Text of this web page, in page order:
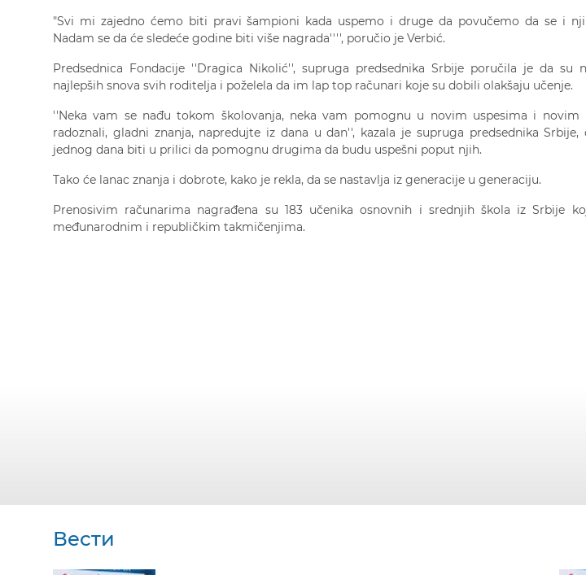
"Svi mi zajedno ćemo biti pravi šampioni kada uspemo i druge da povučemo da se i
Nadam se da će sledeće godine biti više nagrada'''', poručio je Verbić.
Predsednica Fondacije ''Dragica Nikolić'', supruga predsednika Srbije poručila je da su
najlepših snova svih roditelja i poželela da im lap top računari koje su dobili olakšaju učenje.
''Neka vam se nađu tokom školovanja, neka vam pomognu u novim uspesima i novim
radoznali, gladni znanja, napredujte iz dana u dan'', kazala je supruga predsednika
jednog dana biti u prilici da pomognu drugima da budu uspešni poput njih.
Tako će lanac znanja i dobrote, kako je rekla, da se nastavlja iz generacije u generaciju.
Prenosivim računarima nagrađena su 183 učenika osnovnih i srednjih škola iz Srbije
međunarodnim i republičkim takmičenjima.
Вести